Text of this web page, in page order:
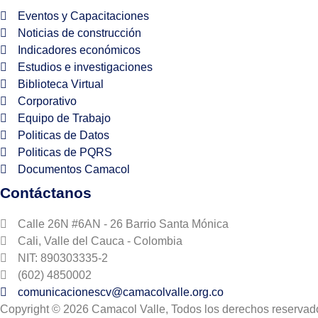
Eventos y Capacitaciones
Noticias de construcción
Indicadores económicos
Estudios e investigaciones
Biblioteca Virtual
Corporativo
Equipo de Trabajo
Politicas de Datos
Politicas de PQRS
Documentos Camacol
Contáctanos
Calle 26N #6AN - 26 Barrio Santa Mónica
Cali, Valle del Cauca - Colombia
NIT: 890303335-2
(602) 4850002
comunicacionescv@camacolvalle.org.co
Copyright © 2026 Camacol Valle, Todos los derechos